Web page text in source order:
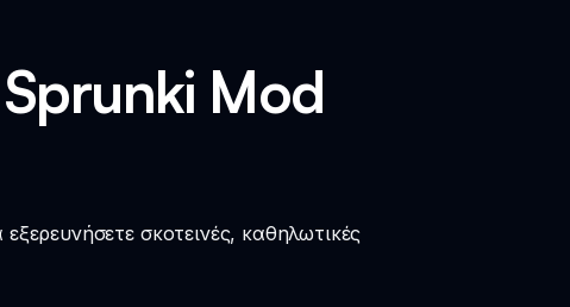
Mod
σκοτεινές, καθηλωτικές